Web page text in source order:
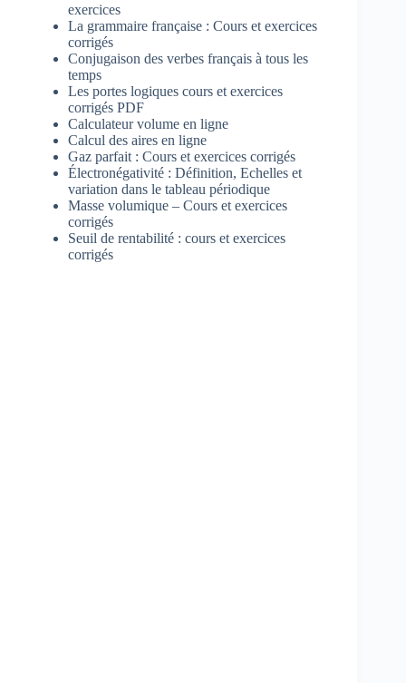
exercices
La grammaire française : Cours et exercices
corrigés
Conjugaison des verbes français à tous les
temps
Les portes logiques cours et exercices
corrigés PDF
Calculateur volume en ligne
Calcul des aires en ligne
Gaz parfait : Cours et exercices corrigés
Électronégativité : Définition, Echelles et
variation dans le tableau périodique
Masse volumique – Cours et exercices
corrigés
Seuil de rentabilité : cours et exercices
corrigés